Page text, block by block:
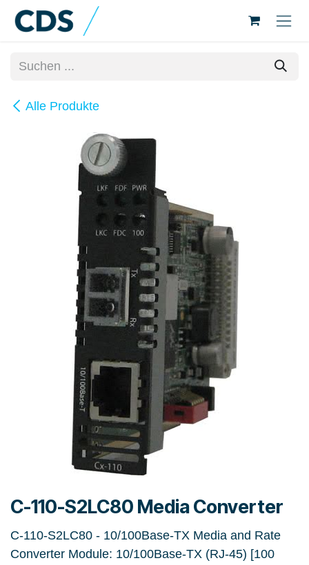
Zum Inhalt springen
Alle Produkte
C-110-S2LC80 Media Converter
C-110-S2LC80 - 10/100Base-TX Media and Rate
Converter Module: 10/100Base-TX (RJ-45) [100